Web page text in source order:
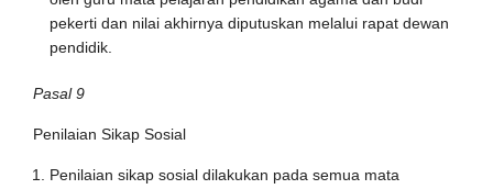
pekerti dan nilai akhirnya diputuskan melalui rapat dewan
pendidik.
Pasal 9
Penilaian Sikap Sosial
Penilaian sikap sosial dilakukan pada semua mata